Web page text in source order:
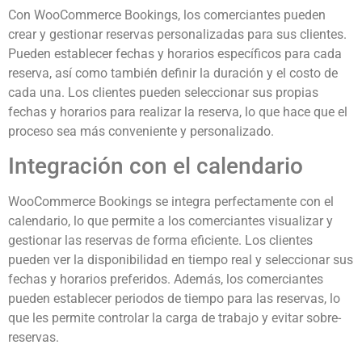
Con WooCommerce Bookings, los comerciantes pueden
crear y gestionar reservas personalizadas para sus clientes.
Pueden establecer fechas y horarios específicos para cada
reserva, así como también definir la duración y el costo de
cada una. Los clientes pueden seleccionar sus propias
fechas y horarios para realizar la reserva, lo que hace que el
proceso sea más conveniente y personalizado.
Integración con el calendario
WooCommerce Bookings se integra perfectamente con el
calendario, lo que permite a los comerciantes visualizar y
gestionar las reservas de forma eficiente. Los clientes
pueden ver la disponibilidad en tiempo real y seleccionar sus
fechas y horarios preferidos. Además, los comerciantes
pueden establecer periodos de tiempo para las reservas, lo
que les permite controlar la carga de trabajo y evitar sobre-
reservas.